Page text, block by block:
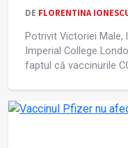
DE FLORENTINA
Potrivit Victoriei Male,
Imperial College
faptul că vaccinurile